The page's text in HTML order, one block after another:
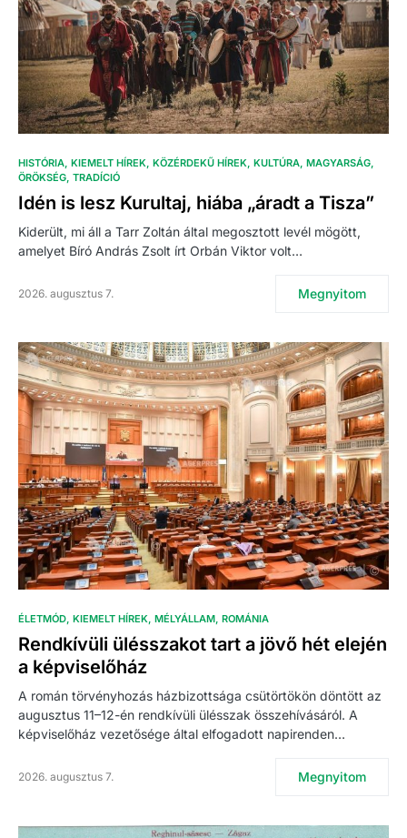
HISTÓRIA KIEMELT HÍREK KÖZÉRDEKŰ HÍREK KULTÚRA MAGYARSÁG
ÖRÖKSÉG TRADÍCIÓ
Idén is lesz Kurultaj, hiába „áradt a Tisza”
Kiderült, mi áll a Tarr Zoltán által megosztott levél mögött,
amelyet Bíró András Zsolt írt Orbán Viktor volt…
2026. augusztus 7. Megnyitom
ÉLETMÓD KIEMELT HÍREK MÉLYÁLLAM ROMÁNIA
Rendkívüli ülésszakot tart a jövő hét elején
a képviselőház
A román törvényhozás házbizottsága csütörtökön döntött az
augusztus 11–12-én rendkívüli ülésszak összehívásáról. A
képviselőház vezetősége által elfogadott napirenden…
2026. augusztus 7. Megnyitom